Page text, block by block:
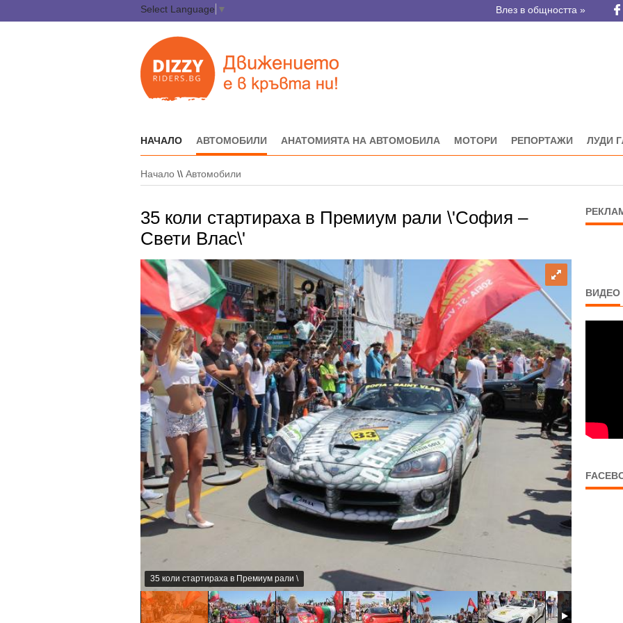
Select Language ▼ Влез в общността »
НАЧАЛО АВТОМОБИЛИ АНАТОМИЯТА НА АВТОМОБИЛА МОТОРИ РЕПОРТАЖИ ЛУДИ
Начало \\ Автомобили
35 коли стартираха в Премиум рали \'София –
Свети Влас\'
35 коли стартираха в Премиум рали \
ВИДЕО